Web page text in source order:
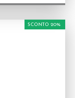
SCONTO 20%